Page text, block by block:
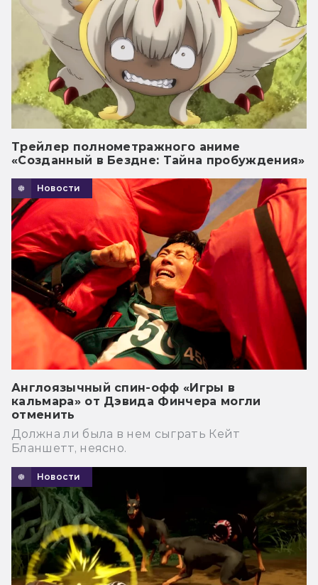
Трейлер полнометражного аниме
«Созданный в Бездне: Тайна пробуждения»
Новости
Англоязычный спин-офф «Игры в
кальмара» от Дэвида Финчера могли
отменить
Должна ли была в нем сыграть Кейт
Бланшетт, неясно.
Новости